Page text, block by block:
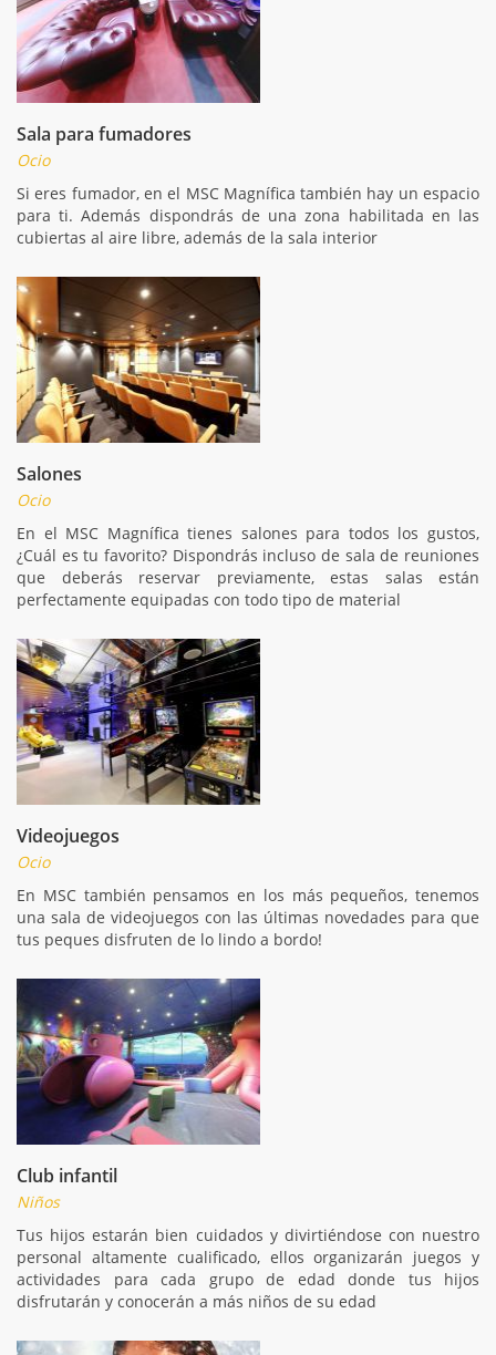
Sala para fumadores
Ocio
Si eres fumador, en el MSC Magnífica también hay un espacio
para ti. Además dispondrás de una zona habilitada en las
cubiertas al aire libre, además de la sala interior
Salones
Ocio
En el MSC Magnífica tienes salones para todos los gustos,
¿Cuál es tu favorito? Dispondrás incluso de sala de reuniones
que deberás reservar previamente, estas salas están
perfectamente equipadas con todo tipo de material
Videojuegos
Ocio
En MSC también pensamos en los más pequeños, tenemos
una sala de videojuegos con las últimas novedades para que
tus peques disfruten de lo lindo a bordo!
Club infantil
Niños
Tus hijos estarán bien cuidados y divirtiéndose con nuestro
personal altamente cualificado, ellos organizarán juegos y
actividades para cada grupo de edad donde tus hijos
disfrutarán y conocerán a más niños de su edad